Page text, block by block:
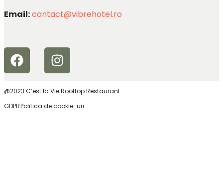
Email:contact@vibrehotel.ro
@2023 C’est la Vie Rooftop Restaurant
GDPRPolitica de cookie-uri